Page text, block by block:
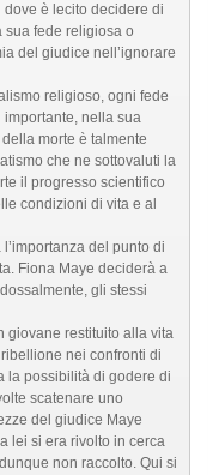
è lecito decidere di
sua fede religiosa o
del giudice nell’ignorare
religioso, ogni fede
importante, nella sua
morte è talmente
che ne sottovaluti la
il progresso scientifico
condizioni di vita e al
del punto di
Fiona Maye deciderà a
gli stessi
giovane restituito alla vita
nei confronti di
la possibilità di godere di
scatenare uno
del giudice Maye
lei si era rivolto in cerca
non raccolto. Qui si